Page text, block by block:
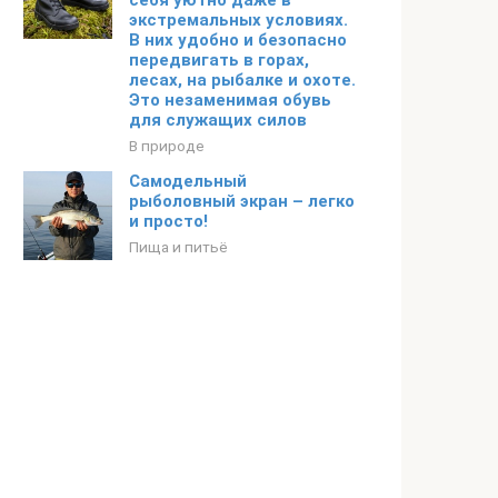
экстремальных условиях.
В них удобно и безопасно
передвигать в горах,
лесах, на рыбалке и охоте.
Это незаменимая обувь
для служащих силов
В природе
Самодельный
рыболовный экран – легко
и просто!
Пища и питьё